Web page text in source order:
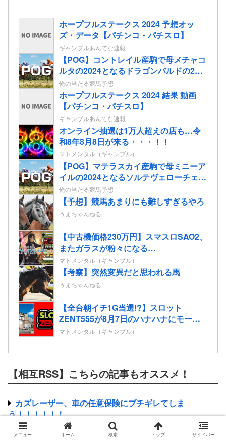
ホープフルステークス 2024 予想オッ
ズ・データ【パチンコ・パチスロ】
ギャンブルあんてな速報
【POG】コントレイル産駒で母メチャコ
ルタの2024となるドラゴンバルドの2歳
情報
俺の当たる競馬予想
ホープフルステークス 2024 結果 動画
【パチンコ・パチスロ】
ギャンブルあんてな速報
オンライン抽選は1万人超えの店も…令
和8年8月8日が来る・・・！！
マトメンタル（ギャンブル）
【POG】マテラスカイ産駒で母ミニーア
イルの2024となるソルテヴェローチェの
2歳情報
俺の当たる競馬予想
【予想】競馬あまりにも難しすぎるやろ
うまちゃんねる
【中古機価格230万円】スマスロSAO2、
またガラスが粉々になる…
マトメンタル（ギャンブル）
【考察】突然変異だと思われる馬
うまちゃんねる
【全台朝イチ1G当選!?】スロット
ZENT555が8月7日のハナハナにモーニ
ングを仕込んだらしいｗｗｗｗ
マトメンタル（ギャンブル）
【相互RSS】こちらの記事もオススメ！
カズレーザー、車の任意保険にブチギレてしま
う！！！！！！
【賛否】昔のアニメの原作無視したオリジナル展開好き
メニュー ホーム 検索 トップ サイドバー